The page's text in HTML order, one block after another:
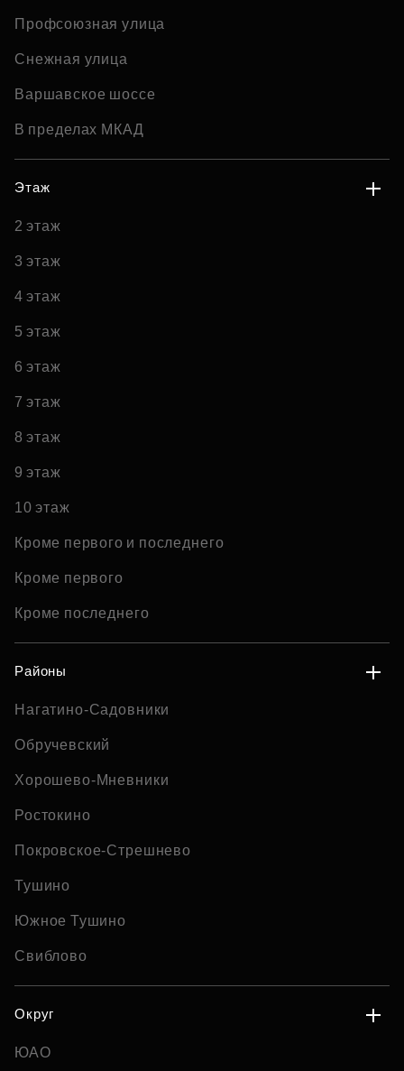
Профсоюзная улица
Снежная улица
Варшавское шоссе
В пределах МКАД
Этаж
2 этаж
3 этаж
4 этаж
5 этаж
6 этаж
7 этаж
8 этаж
9 этаж
10 этаж
Кроме первого и последнего
Кроме первого
Кроме последнего
Районы
Нагатино-Садовники
Обручевский
Хорошево-Мневники
Ростокино
Покровское-Стрешнево
Тушино
Южное Тушино
Свиблово
Округ
ЮАО